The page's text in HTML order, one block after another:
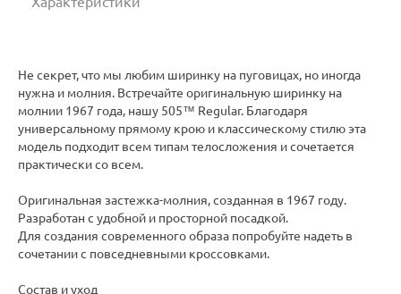
Не секрет, что мы любим ширинку на пуговицах, но иногда
нужна и молния. Встречайте оригинальную ширинку на
молнии 1967 года, нашу 505™ Regular. Благодаря
универсальному прямому крою и классическому стилю эта
модель подходит всем типам телосложения и сочетается
практически со всем.
Оригинальная застежка-молния, созданная в 1967 году.
Разработан с удобной и просторной посадкой.
Для создания современного образа попробуйте надеть в
сочетании с повседневными кроссовками.
Состав и уход